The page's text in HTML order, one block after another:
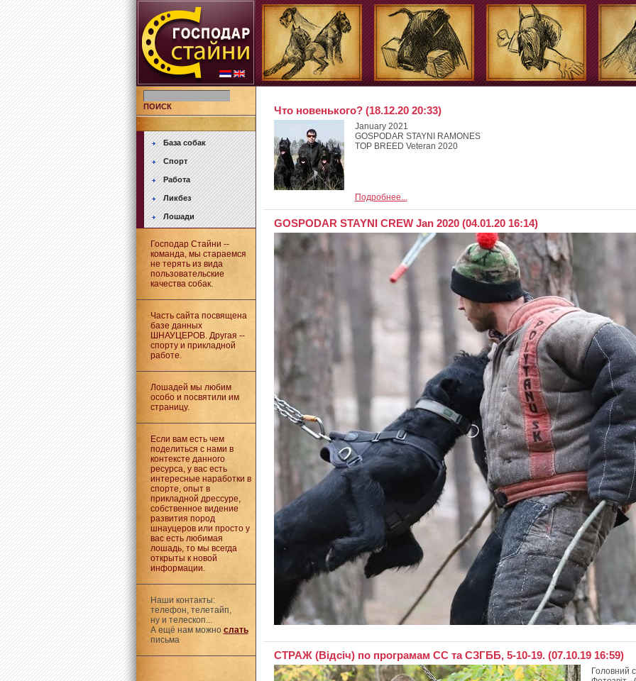
ПОИСК
База собак
Спорт
Работа
Ликбез
Лошади
Господар Стайни --
команда, мы стараемся
не терять из вида
пользовательские
качества собак.
Часть сайта посвящена
базе данных
ШНАУЦЕРОВ. Другая --
спорту и прикладной
работе.
Лошадей мы любим
особо и посвятили им
страницу.
Если вам есть чем
поделиться с нами в
контексте данного
ресурса, у вас есть
интересные наработки в
спорте, опыт в
прикладной дрессуре,
собственное видение
развития пород
шнауцеров или просто у
вас есть любимая
лошадь, то мы всегда
открыты к новой
информации.
Наши контакты:
телефон, телетайп,
ну и телескоп...
А ещё нам можно слать
письма
Что новенького? (18.12.20 20:33)
January 2021
GOSPODAR STAYNI RAMONES
TOP BREED Veteran 2020
Подробнее...
GOSPODAR STAYNI CREW Jan 2020 (04.01.20 16:14)
СТРАЖ (Відсіч) по програмам СС та СЗГББ, 5-10-19. (07.10.19 16:59)
Головний